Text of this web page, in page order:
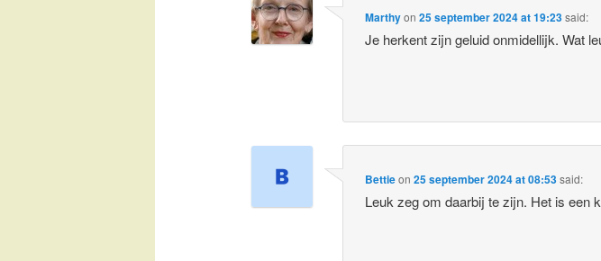
Marthyon25 september 2024 at 19:23said:
Je herkent zijn geluid onmidellijk. Wat
Bettieon25 september 2024 at 08:53said:
Leuk zeg om daarbij te zijn. Het is een